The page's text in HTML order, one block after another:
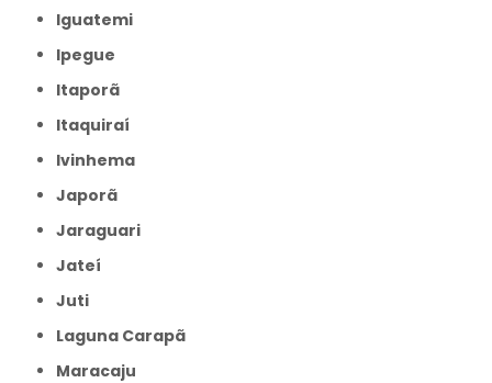
Iguatemi
Ipegue
Itaporã
Itaquiraí
Ivinhema
Japorã
Jaraguari
Jateí
Juti
Laguna Carapã
Maracaju